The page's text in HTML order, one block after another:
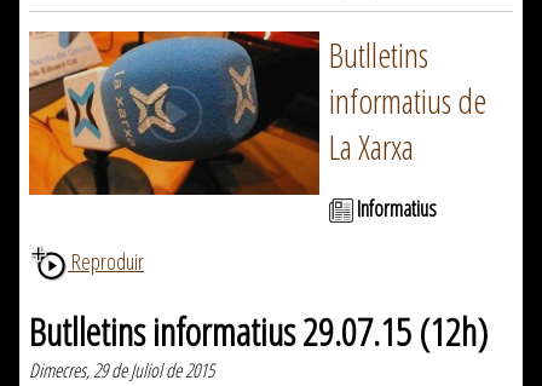
Butlletins
informatius de
La Xarxa
Informatius
Reproduir
Butlletins informatius 29.07.15 (12h)
Dimecres, 29 de Juliol de 2015